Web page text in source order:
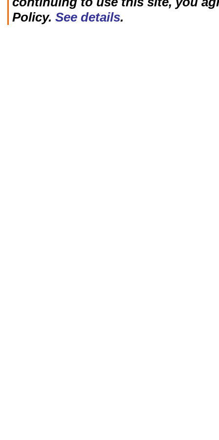
Policy. See details.